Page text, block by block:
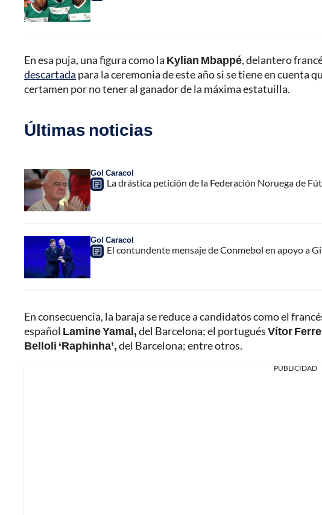
En esa puja, una figura como la Kylian Mbappé, delantero
descartada para la ceremonia de este año si se tiene en cuenta
certamen por no tener al ganador de la máxima estatuilla.
Últimas noticias
Gol Caracol
La drástica petición de la Federación Noruega de
Gol Caracol
El contundente mensaje de Conmebol en apoyo a
En consecuencia, la baraja se reduce a candidatos como el
español Lamine Yamal,del Barcelona; el portuguésVítor
Belloli ‘Raphinha’,del Barcelona; entre otros.
PUBLICIDAD